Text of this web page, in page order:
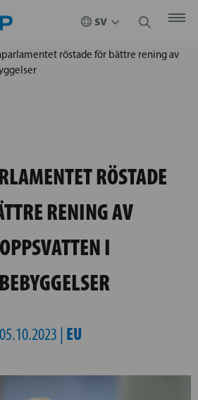
röstade för bättre rening av
RÖSTADE
RENING AV
I
05.10.2023 | EU